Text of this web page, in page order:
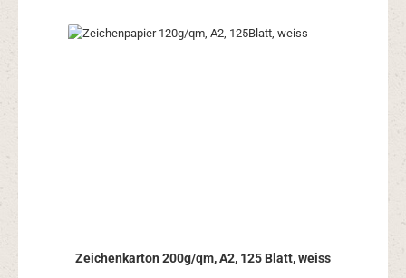
Zeichenkarton 200g/qm, A2, 125 Blatt, weiss